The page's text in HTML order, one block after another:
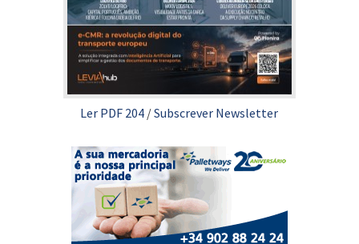
Ler PDF 204 /Subscrever Newsletter